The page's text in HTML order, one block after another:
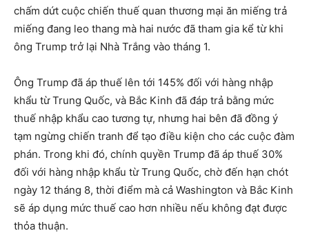
chấm dứt cuộc chiến thuế quan thương mại ăn miếng trả
miếng đang leo thang mà hai nước đã tham gia kể từ khi
ông Trump trở lại Nhà Trắng vào tháng 1.
Ông Trump đã áp thuế lên tới 145% đối với hàng nhập
khẩu từ Trung Quốc, và Bắc Kinh đã đáp trả bằng mức
thuế nhập khẩu cao tương tự, nhưng hai bên đã đồng ý
tạm ngừng chiến tranh để tạo điều kiện cho các cuộc đàm
phán. Trong khi đó, chính quyền Trump đã áp thuế 30%
đối với hàng nhập khẩu từ Trung Quốc, chờ đến hạn chót
ngày 12 tháng 8, thời điểm mà cả Washington và Bắc Kinh
sẽ áp dụng mức thuế cao hơn nhiều nếu không đạt được
thỏa thuận.